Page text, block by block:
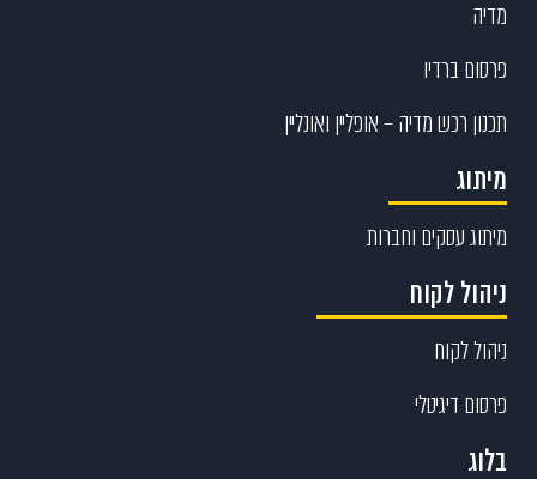
מדיה
פרסום ברדיו
תכנון רכש מדיה – אופליין ואונליין
מיתוג
מיתוג עסקים וחברות
ניהול לקוח
ניהול לקוח
פרסום דיגיטלי
בלוג